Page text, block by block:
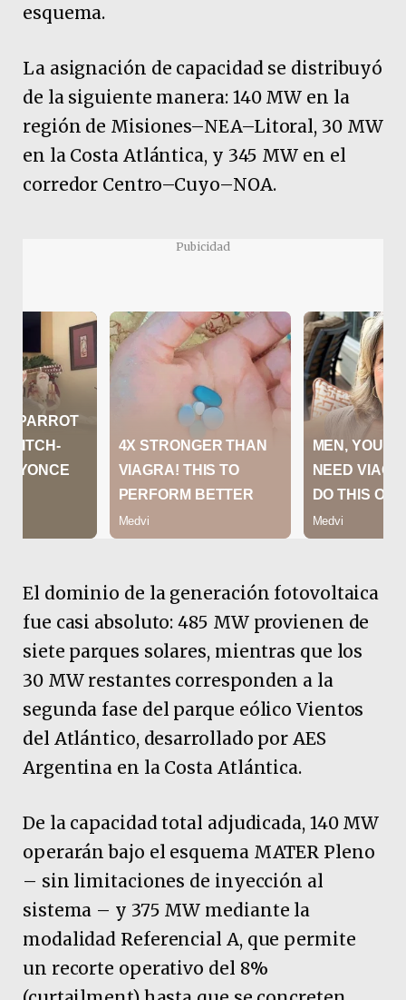
esquema.
La asignación de capacidad se distribuyó
de la siguiente manera: 140 MW en la
región de Misiones–NEA–Litoral, 30 MW
en la Costa Atlántica, y 345 MW en el
corredor Centro–Cuyo–NOA.
Pubicidad
El dominio de la generación fotovoltaica
fue casi absoluto: 485 MW provienen de
siete parques solares, mientras que los
30 MW restantes corresponden a la
segunda fase del parque eólico Vientos
del Atlántico, desarrollado por AES
Argentina en la Costa Atlántica.
De la capacidad total adjudicada, 140 MW
operarán bajo el esquema MATER Pleno
– sin limitaciones de inyección al
sistema – y 375 MW mediante la
modalidad Referencial A, que permite
un recorte operativo del 8%